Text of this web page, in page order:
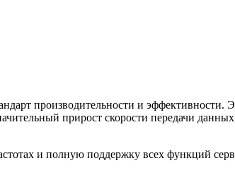
производительности и эффективности.
прирост скорости передачи
и полную поддержку всех функций